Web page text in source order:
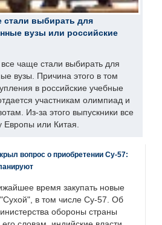
стали выбирать для
вузы или российские
все чаще стали выбирать для
вузы. Причина этого в том
в российские учебные
участникам олимпиад и
Из-за этого выпускники все
Европы или Китая.
вопрос о приобретении Су-57:
время закупать новые
"Сухой", в том числе Су-57. Об
обороны страны